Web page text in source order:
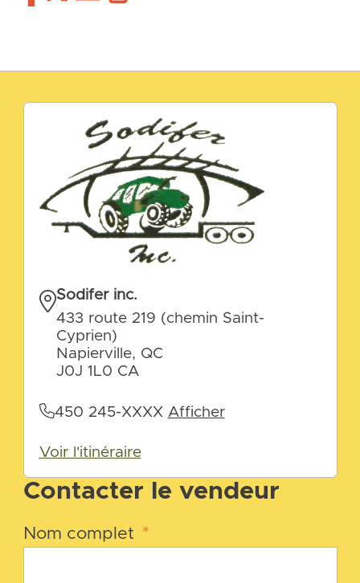
Contacter le vendeur
Nom complet *
Sodifer inc.
433 route 219 (chemin Saint-
Cyprien)
Napierville, QC
J0J 1L0 CA
450 245-XXXX Afficher
Voir l'itinéraire